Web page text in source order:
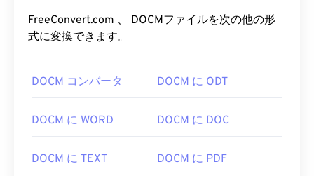
FreeConvert.com 、 DOCMファイルを次の他の形
式に変換できます。
DOCM コンバータ DOCM に ODT
DOCM に WORD DOCM に DOC
DOCM に TEXT DOCM に PDF